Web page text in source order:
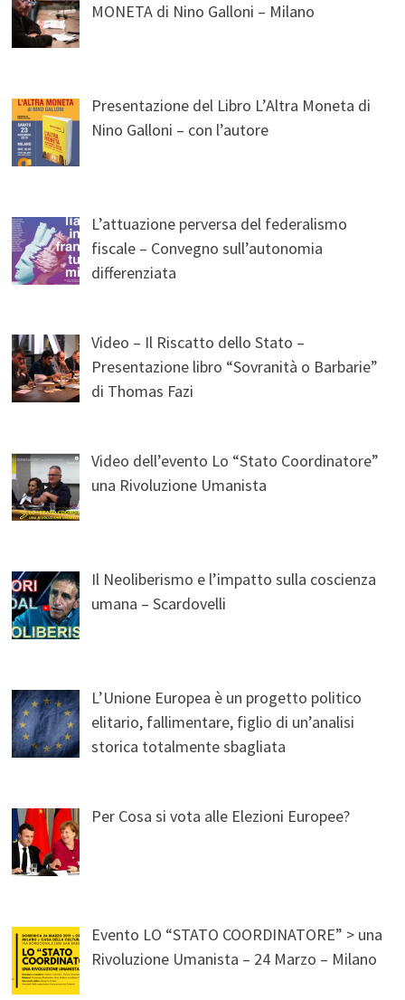
MONETA di Nino Galloni – Milano
Presentazione del Libro L’Altra Moneta di
Nino Galloni – con l’autore
L’attuazione perversa del federalismo
fiscale – Convegno sull’autonomia
differenziata
Video – Il Riscatto dello Stato –
Presentazione libro “Sovranità o Barbarie”
di Thomas Fazi
Video dell’evento Lo “Stato Coordinatore”
una Rivoluzione Umanista
Il Neoliberismo e l’impatto sulla coscienza
umana – Scardovelli
L’Unione Europea è un progetto politico
elitario, fallimentare, figlio di un’analisi
storica totalmente sbagliata
Per Cosa si vota alle Elezioni Europee?
Evento LO “STATO COORDINATORE” > una
Rivoluzione Umanista – 24 Marzo – Milano